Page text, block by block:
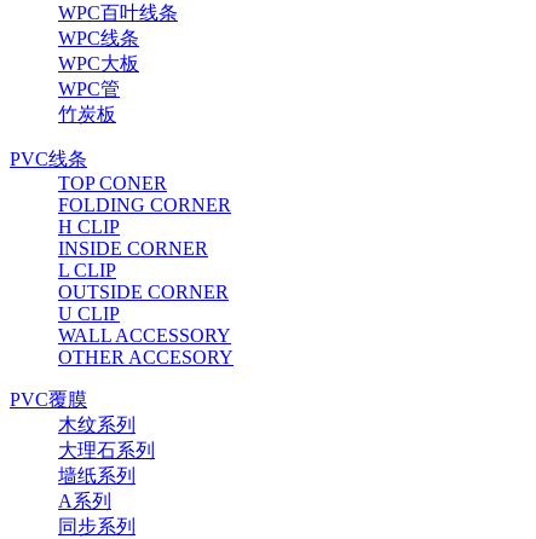
WPC百叶线条
WPC线条
WPC大板
WPC管
竹炭板
PVC线条
TOP CONER
FOLDING CORNER
H CLIP
INSIDE CORNER
L CLIP
OUTSIDE CORNER
U CLIP
WALL ACCESSORY
OTHER ACCESORY
PVC覆膜
木纹系列
大理石系列
墙纸系列
A系列
同步系列